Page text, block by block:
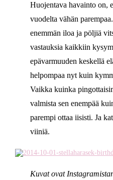
Huojentava havainto on,
vuodelta vähän
enemmän iloa ja pöljiä
vastauksia kaikkiin
epävarmuuden keskellä
helpompaa nyt kuin
Vaikka kuinka
valmista sen enempää
parempi ottaa iisisti. Ja
viiniä.
Kuvat ovat